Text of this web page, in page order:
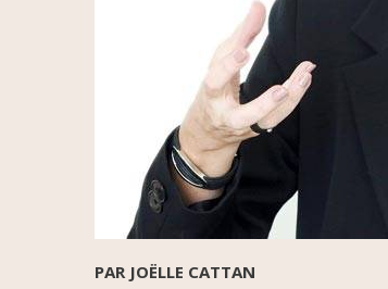
PAR JOËLLE CATTAN